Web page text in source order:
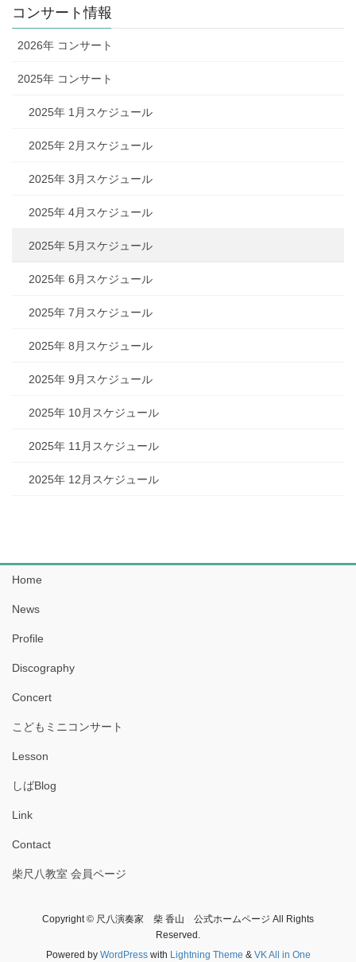
レ
ス
コンサート情報
2026年 コンサート
2025年 コンサート
2025年 1月スケジュール
2025年 2月スケジュール
2025年 3月スケジュール
2025年 4月スケジュール
2025年 5月スケジュール
2025年 6月スケジュール
2025年 7月スケジュール
2025年 8月スケジュール
2025年 9月スケジュール
2025年 10月スケジュール
2025年 11月スケジュール
2025年 12月スケジュール
Home
News
Profile
Discography
Concert
こどもミニコンサート
Lesson
しばBlog
Link
Contact
柴尺八教室 会員ページ
Copyright © 尺八演奏家 柴 香山 公式ホームページ All Rights
Reserved.
Powered by WordPresswith Lightning Theme & VK All in One